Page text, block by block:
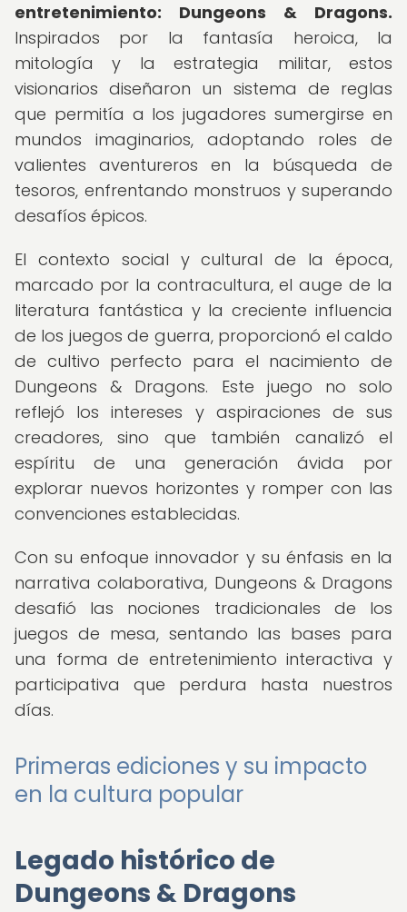
entretenimiento: Dungeons & Dragons.
Inspirados por la fantasía heroica, la
mitología y la estrategia militar, estos
visionarios diseñaron un sistema de reglas
que permitía a los jugadores sumergirse en
mundos imaginarios, adoptando roles de
valientes aventureros en la búsqueda de
tesoros, enfrentando monstruos y superando
desafíos épicos.
El contexto social y cultural de la época,
marcado por la contracultura, el auge de la
literatura fantástica y la creciente influencia
de los juegos de guerra, proporcionó el caldo
de cultivo perfecto para el nacimiento de
Dungeons & Dragons. Este juego no solo
reflejó los intereses y aspiraciones de sus
creadores, sino que también canalizó el
espíritu de una generación ávida por
explorar nuevos horizontes y romper con las
convenciones establecidas.
Con su enfoque innovador y su énfasis en la
narrativa colaborativa, Dungeons & Dragons
desafió las nociones tradicionales de los
juegos de mesa, sentando las bases para
una forma de entretenimiento interactiva y
participativa que perdura hasta nuestros
días.
Primeras ediciones y su impacto
en la cultura popular
Legado histórico de
Dungeons & Dragons